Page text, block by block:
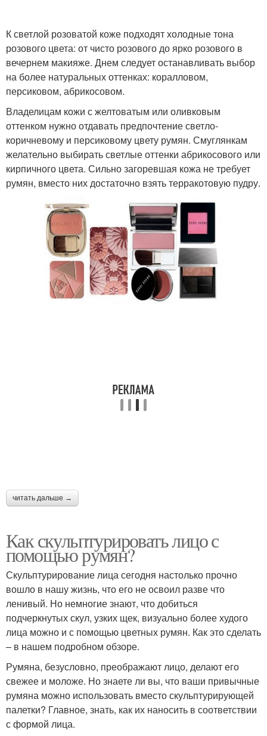
К светлой розоватой коже подходят холодные тона
розового цвета: от чисто розового до ярко розового в
вечернем макияже. Днем следует останавливать выбор
на более натуральных оттенках: коралловом,
персиковом, абрикосовом.
Владелицам кожи с желтоватым или оливковым
оттенком нужно отдавать предпочтение светло-
коричневому и персиковому цвету румян. Смуглянкам
желательно выбирать светлые оттенки абрикосового или
кирпичного цвета. Сильно загоревшая кожа не требует
румян, вместо них достаточно взять терракотовую пудру.
читать дальше →
Как скульптурировать лицо с
помощью румян?
Скульптурирование лица сегодня настолько прочно
вошло в нашу жизнь, что его не освоил разве что
ленивый. Но немногие знают, что добиться
подчеркнутых скул, узких щек, визуально более худого
лица можно и с помощью цветных румян. Как это сделать
– в нашем подробном обзоре.
Румяна, безусловно, преображают лицо, делают его
свежее и моложе. Но знаете ли вы, что ваши привычные
румяна можно использовать вместо скульптурирующей
палетки? Главное, знать, как их наносить в соответствии
с формой лица.